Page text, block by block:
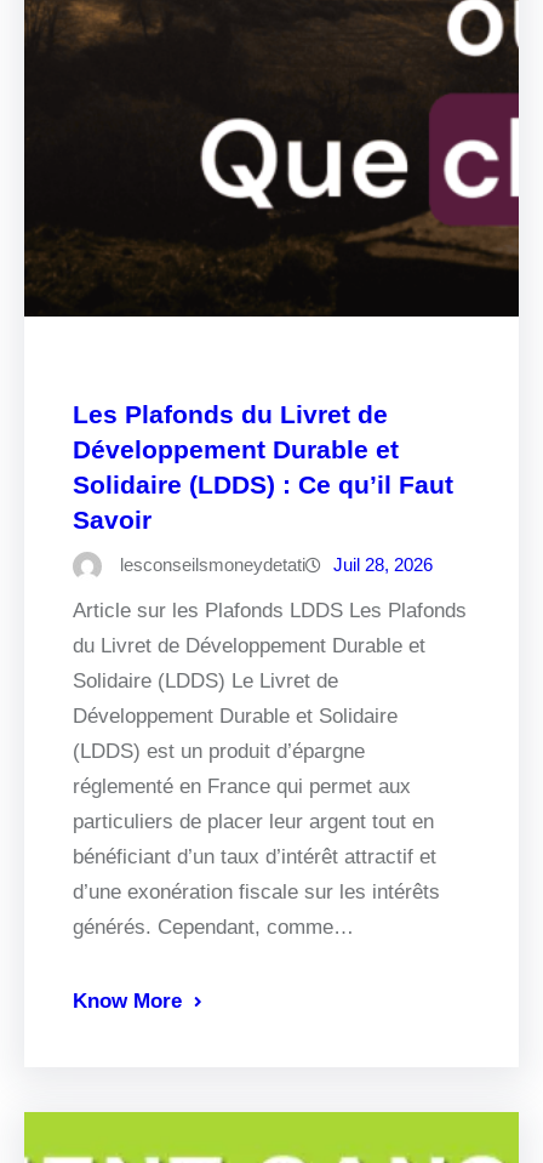
Les Plafonds du Livret de
Développement Durable et
Solidaire (LDDS) : Ce qu’il Faut
Savoir
lesconseilsmoneydetati Juil 28, 2026
Article sur les Plafonds LDDS Les Plafonds
du Livret de Développement Durable et
Solidaire (LDDS) Le Livret de
Développement Durable et Solidaire
(LDDS) est un produit d’épargne
réglementé en France qui permet aux
particuliers de placer leur argent tout en
bénéficiant d’un taux d’intérêt attractif et
d’une exonération fiscale sur les intérêts
générés. Cependant, comme…
Know More